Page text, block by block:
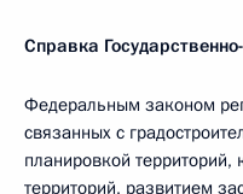
Справка
Федеральным законом
связанных с
планировкой
территорий, развитием